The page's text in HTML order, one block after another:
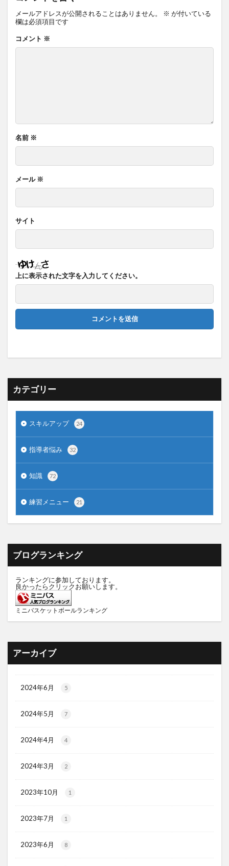
メールアドレスが公開されることはありません。 ※ が付いている
欄は必須項目です
コメント ※
名前 ※
メール ※
サイト
上に表示された文字を入力してください。
カテゴリー
スキルアップ 24
指導者悩み 32
知識 72
練習メニュー 21
ブログランキング
ランキングに参加しております。
良かったらクリックお願いします。
ミニバスケットボールランキング
アーカイブ
2024年6月 5
2024年5月 7
2024年4月 4
2024年3月 2
2023年10月 1
2023年7月 1
2023年6月 8